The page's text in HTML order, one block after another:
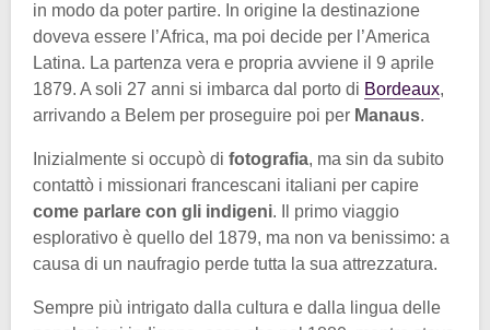
in modo da poter partire. In origine la destinazione
doveva essere l’Africa, ma poi decide per l’America
Latina. La partenza vera e propria avviene il 9 aprile
1879. A soli 27 anni si imbarca dal porto di Bordeaux,
arrivando a Belem per proseguire poi per Manaus.
Inizialmente si occupò di fotografia, ma sin da subito
contattò i missionari francescani italiani per capire
come parlare con gli indigeni. Il primo viaggio
esplorativo è quello del 1879, ma non va benissimo: a
causa di un naufragio perde tutta la sua attrezzatura.
Sempre più intrigato dalla cultura e dalla lingua delle